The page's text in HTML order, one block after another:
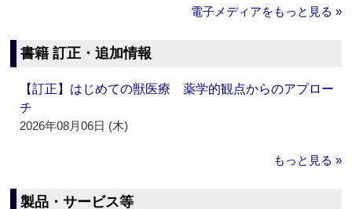
電子メディアをもっと見る »
書籍 訂正・追加情報
【訂正】はじめての獣医療 薬学的観点からのアプロー
チ
2026年08月06日 (木)
もっと見る »
製品・サービス等